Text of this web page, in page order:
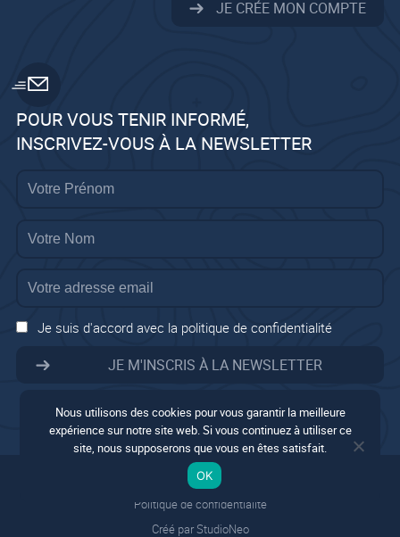
JE CRÉE MON COMPTE
POUR VOUS TENIR INFORMÉ,
INSCRIVEZ-VOUS À LA NEWSLETTER
Je suis d'accord avec la politique de confidentialité
Mentions légales
Conditions générales
Politique de confidentialité
Créé par StudioNeo
Nous utilisons des cookies pour vous garantir la meilleure
expérience sur notre site web. Si vous continuez à utiliser ce
site, nous supposerons que vous en êtes satisfait.
OK